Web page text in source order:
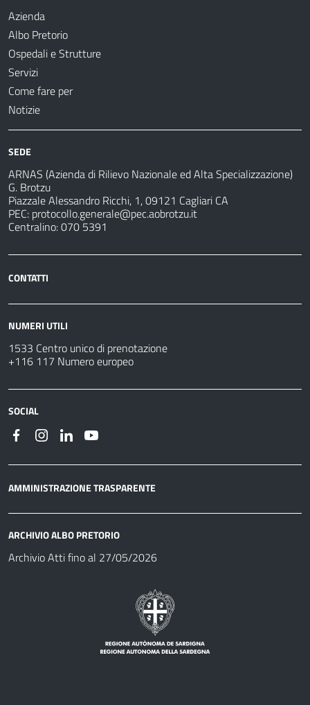
Azienda
Albo Pretorio
Ospedali e Strutture
Servizi
Come fare per
Notizie
SEDE
ARNAS (Azienda di Rilievo Nazionale ed Alta Specializzazione)
G. Brotzu
Piazzale Alessandro Ricchi, 1, 09121 Cagliari CA
PEC: protocollo.generale@pec.aobrotzu.it
Centralino: 070 5391
CONTATTI
NUMERI UTILI
1533 Centro unico di prenotazione
+116 117 Numero europeo
SOCIAL
AMMINISTRAZIONE TRASPARENTE
ARCHIVIO ALBO PRETORIO
Archivio Atti fino al 27/05/2026